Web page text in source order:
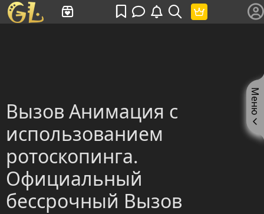
Вызов Анимация с
использованием
ротоскопинга.
Официальный
бессрочный Вызов
Меню